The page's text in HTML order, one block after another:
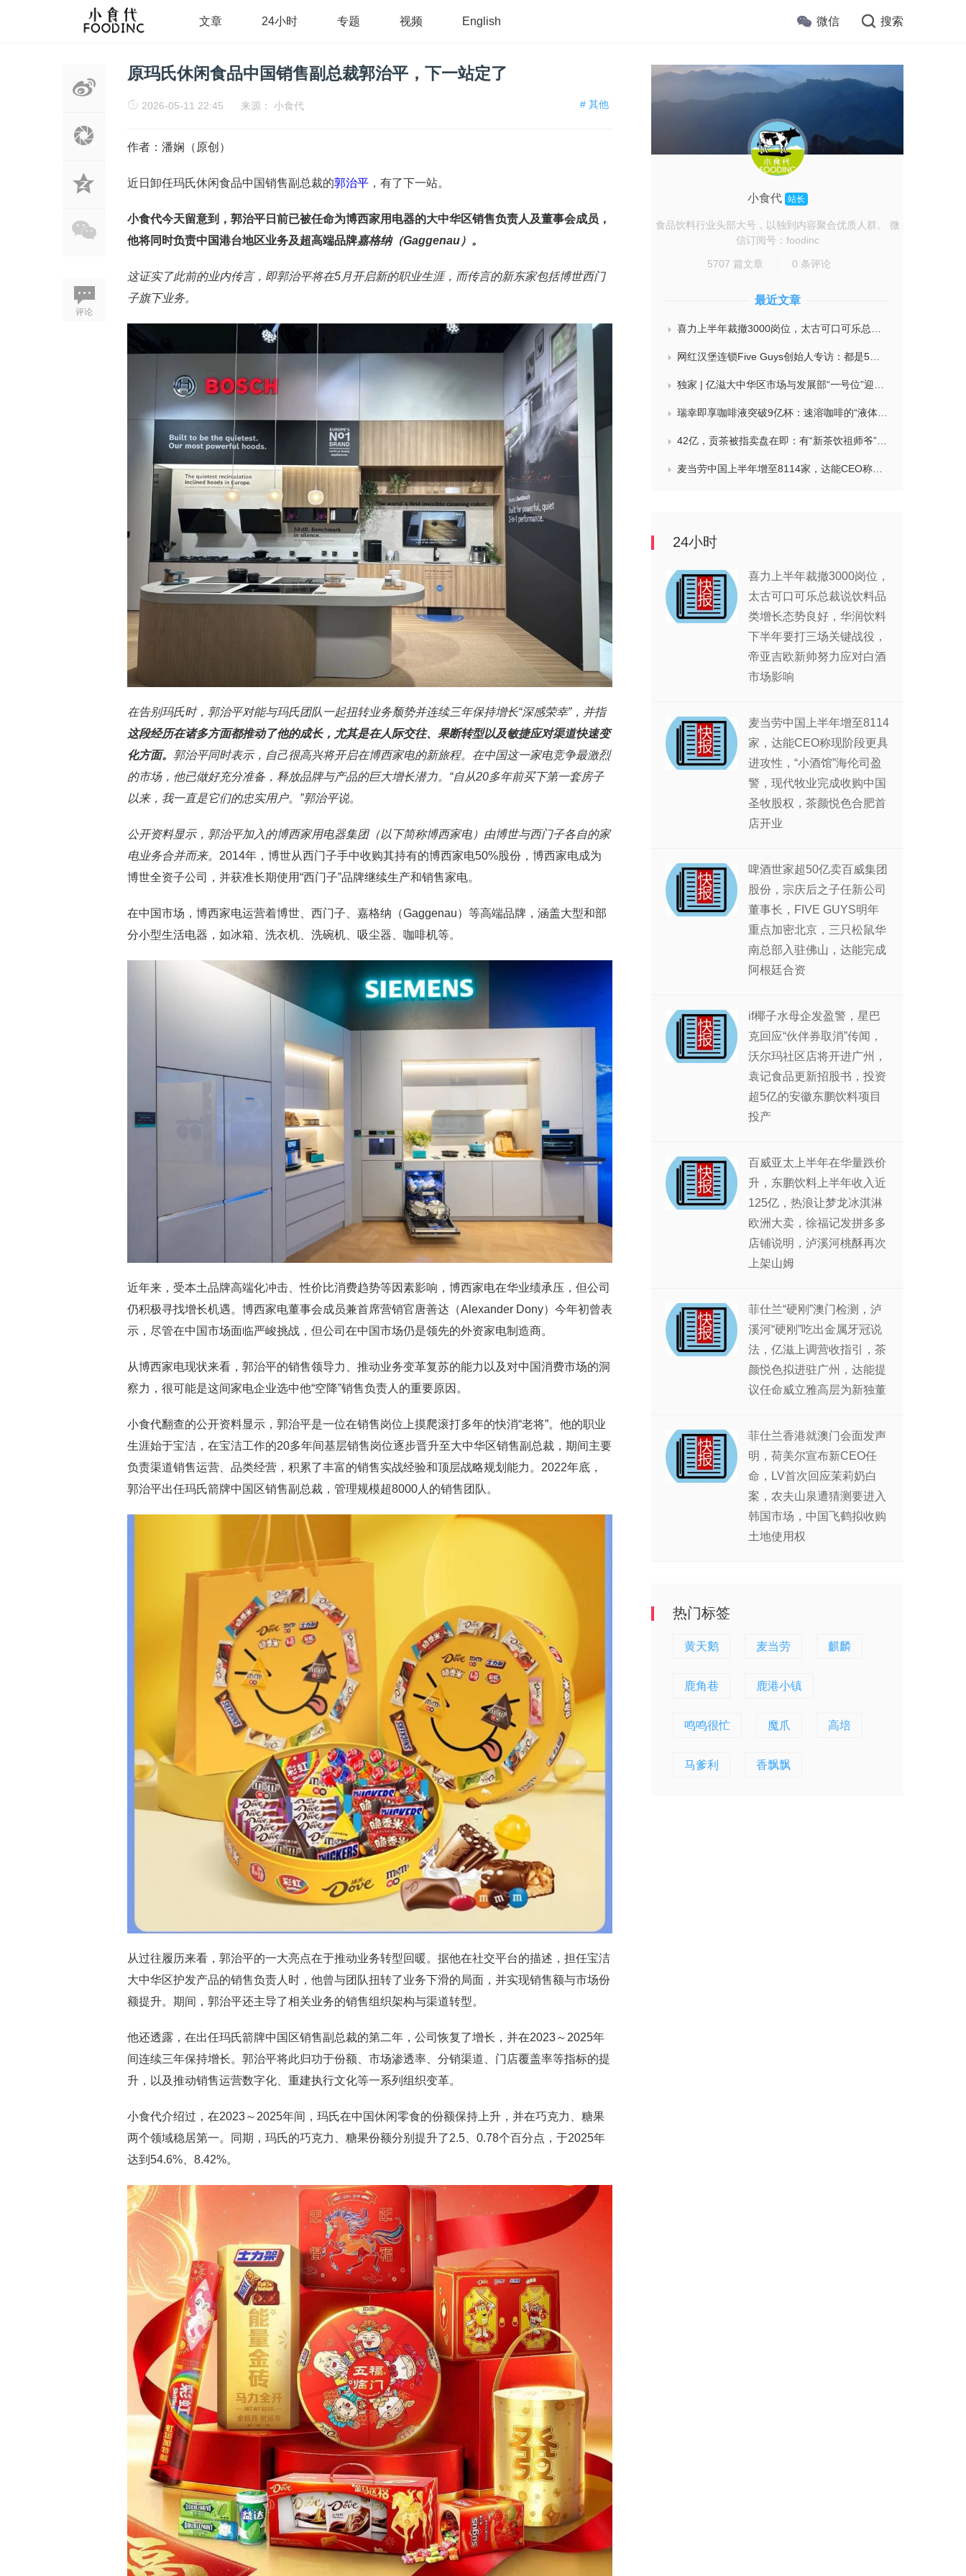
文章 24小时 专题 视频 English 微信 搜索
评论
原玛氏休闲食品中国销售副总裁郭治平，下一站定了
# 其他
2026-05-11 22:45 来源： 小食代
作者：潘娴（原创）
近日卸任玛氏休闲食品中国销售副总裁的郭治平 ，有了下一站。
小食代今天留意到，郭治平日前已被任命为博西家用电器的大中华区销售负责人及董事会成员，
他将同时负责中国港台地区业务及超高端品牌嘉格纳（Gaggenau）。
这证实了此前的业内传言，即郭治平将在5月开启新的职业生涯，而传言的新东家包括博世西门
子旗下业务。
在告别玛氏时，郭治平对能与玛氏团队一起扭转业务颓势并连续三年保持增长“深感荣幸”，并指
这段经历在诸多方面都推动了他的成长，尤其是在人际交往、果断转型以及敏捷应对渠道快速变
化方面。 郭治平同时表示，自己很高兴将开启在博西家电的新旅程。在中国这一家电竞争最激烈
的市场，他已做好充分准备，释放品牌与产品的巨大增长潜力。“自从20多年前买下第一套房子
以来，我一直是它们的忠实用户。”郭治平说。
公开资料显示，郭治平加入的博西家用电器集团（以下简称博西家电）由博世与西门子各自的家
电业务合并而来。 2014年，博世从西门子手中收购其持有的博西家电50%股份，博西家电成为
博世全资子公司，并获准长期使用“西门子”品牌继续生产和销售家电。
在中国市场，博西家电运营着博世、西门子、嘉格纳（Gaggenau）等高端品牌，涵盖大型和部
分小型生活电器，如冰箱、洗衣机、洗碗机、吸尘器、咖啡机等。
近年来，受本土品牌高端化冲击、性价比消费趋势等因素影响，博西家电在华业绩承压，但公司
仍积极寻找增长机遇。博西家电董事会成员兼首席营销官唐善达（Alexander Dony）今年初曾表
示，尽管在中国市场面临严峻挑战，但公司在中国市场仍是领先的外资家电制造商。
从博西家电现状来看，郭治平的销售领导力、推动业务变革复苏的能力以及对中国消费市场的洞
察力，很可能是这间家电企业选中他“空降”销售负责人的重要原因。
小食代翻查的公开资料显示，郭治平是一位在销售岗位上摸爬滚打多年的快消“老将”。他的职业
生涯始于宝洁，在宝洁工作的20多年间基层销售岗位逐步晋升至大中华区销售副总裁，期间主要
负责渠道销售运营、品类经营，积累了丰富的销售实战经验和顶层战略规划能力。2022年底，
郭治平出任玛氏箭牌中国区销售副总裁，管理规模超8000人的销售团队。
从过往履历来看，郭治平的一大亮点在于推动业务转型回暖。据他在社交平台的描述，担任宝洁
大中华区护发产品的销售负责人时，他曾与团队扭转了业务下滑的局面，并实现销售额与市场份
额提升。期间，郭治平还主导了相关业务的销售组织架构与渠道转型。
他还透露，在出任玛氏箭牌中国区销售副总裁的第二年，公司恢复了增长，并在2023～2025年
间连续三年保持增长。郭治平将此归功于份额、市场渗透率、分销渠道、门店覆盖率等指标的提
升，以及推动销售运营数字化、重建执行文化等一系列组织变革。
小食代介绍过，在2023～2025年间，玛氏在中国休闲零食的份额保持上升，并在巧克力、糖果
两个领域稳居第一。同期，玛氏的巧克力、糖果份额分别提升了2.5、0.78个百分点，于2025年
达到54.6%、8.42%。
小食代 站长
食品饮料行业头部大号，以独到内容聚合优质人群。 微
信订阅号：foodinc
5707 篇文章 0 条评论
最近文章
喜力上半年裁撤3000岗位，太古可口可乐总裁说饮料品类增长态势良好，华润饮料下半年要打三场关键战役，帝亚吉欧新帅努力应对白酒市场影响
网红汉堡连锁Five Guys创始人专访：都是5个儿子和妻子在打理，绝不会与麦当劳正面竞争，要公司上市或卖盘的建议不时出现
独家 | 亿滋大中华区市场与发展部“一号位”迎来新变动，曲向明将卸任
瑞幸即享咖啡液突破9亿杯：速溶咖啡的“液体时代”是如何炼成的？
42亿，贡茶被指卖盘在即：有“新茶饮祖师爷”之称，贝恩资本拟接手
麦当劳中国上半年增至8114家，达能CEO称现阶段更具进攻性，“小酒馆”海伦司盈警，现代牧业完成收购中国圣牧股权，茶颜悦色合肥首店开业
24小时
喜力上半年裁撤3000岗位，
太古可口可乐总裁说饮料品
类增长态势良好，华润饮料
下半年要打三场关键战役，
帝亚吉欧新帅努力应对白酒
市场影响
麦当劳中国上半年增至8114
家，达能CEO称现阶段更具
进攻性，“小酒馆”海伦司盈
警，现代牧业完成收购中国
圣牧股权，茶颜悦色合肥首
店开业
啤酒世家超50亿卖百威集团
股份，宗庆后之子任新公司
董事长，FIVE GUYS明年
重点加密北京，三只松鼠华
南总部入驻佛山，达能完成
阿根廷合资
if椰子水母企发盈警，星巴
克回应“伙伴券取消”传闻，
沃尔玛社区店将开进广州，
袁记食品更新招股书，投资
超5亿的安徽东鹏饮料项目
投产
百威亚太上半年在华量跌价
升，东鹏饮料上半年收入近
125亿，热浪让梦龙冰淇淋
欧洲大卖，徐福记发拼多多
店铺说明，泸溪河桃酥再次
上架山姆
菲仕兰“硬刚”澳门检测，泸
溪河“硬刚”吃出金属牙冠说
法，亿滋上调营收指引，茶
颜悦色拟进驻广州，达能提
议任命威立雅高层为新独董
菲仕兰香港就澳门会面发声
明，荷美尔宣布新CEO任
命，LV首次回应茉莉奶白
案，农夫山泉遭猜测要进入
韩国市场，中国飞鹤拟收购
土地使用权
热门标签
黄天鹅 麦当劳 麒麟
鹿角巷 鹿港小镇
鸣鸣很忙 魔爪 高培
马爹利 香飘飘